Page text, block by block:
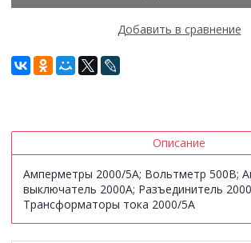
Добавить в сравнение
Описание
Амперметры 2000/5А; Вольтметр 500В;
выключатель 2000А; Разъединитель
Трансформаторы тока 2000/5А